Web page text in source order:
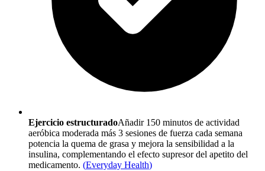
Ejercicio estructuradoAñadir 150 minutos de actividad
aeróbica moderada más 3 sesiones de fuerza cada semana
potencia la quema de grasa y mejora la sensibilidad a la
insulina, complementando el efecto supresor del apetito del
medicamento. (Everyday Health)